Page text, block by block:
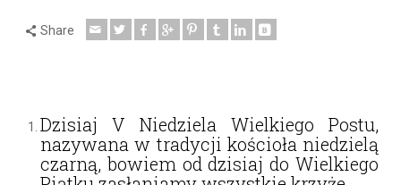
Share
Dzisiaj V Niedziela Wielkiego Postu,
nazywana w tradycji kościoła niedzielą
czarną, bowiem od dzisiaj do Wielkiego